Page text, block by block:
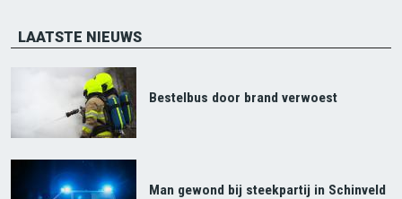
LAATSTE NIEUWS
Bestelbus door brand verwoest
Man gewond bij steekpartij in Schinveld